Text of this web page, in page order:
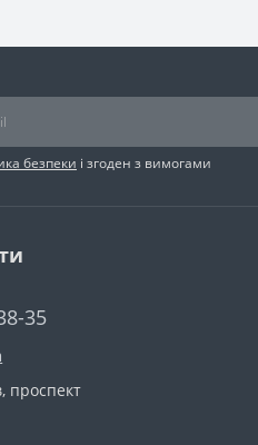
безпеки і згоден з вимогами
35
проспект